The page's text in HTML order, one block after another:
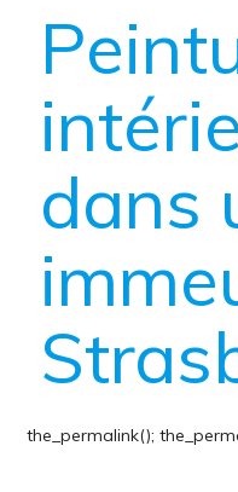
dans
the_permalink();